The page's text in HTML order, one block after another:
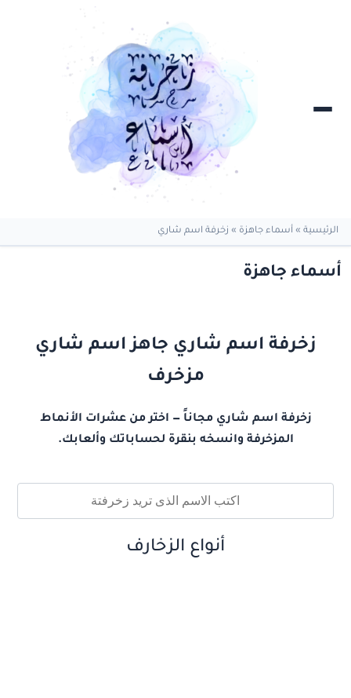
الرئيسية » أسماء جاهزة » زخرفة اسم شاري
أسماء جاهزة
زخرفة اسم شاري جاهز اسم شاري
مزخرف
زخرفة اسم شاري مجاناً — اختر من عشرات الأنماط
المزخرفة وانسخه بنقرة لحساباتك وألعابك.
أنواع الزخارف